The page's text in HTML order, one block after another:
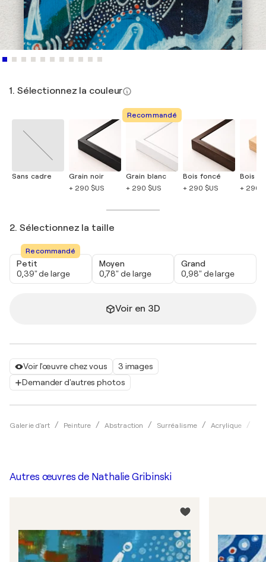
Voir l'œuvre chez vous
3 images
Demander d'autres photos
Galerie d'art Peinture Abstraction Surréalisme Acrylique
1. Sélectionnez la couleur
Sans cadre
Grain noir
+ 290 $US
Recommandé
Grain blanc
+ 290 $US
Bois foncé
+ 290 $US
Bois
+ 290
2. Sélectionnez la taille
Recommandé
Petit
0,39" de large
Moyen
0,78" de large
Grand
0,98" de large
Voir en 3D
Autres œuvres de Nathalie Gribinski